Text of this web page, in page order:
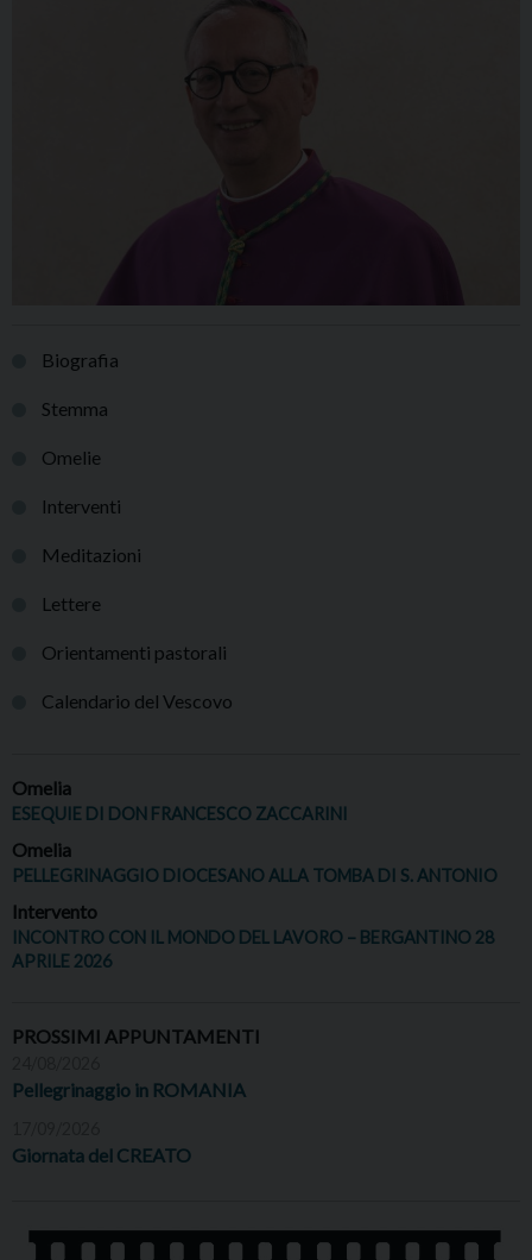
Biografia
Stemma
Omelie
Interventi
Meditazioni
Lettere
Orientamenti pastorali
Calendario del Vescovo
Omelia
ESEQUIE DI DON FRANCESCO ZACCARINI
Omelia
PELLEGRINAGGIO DIOCESANO ALLA TOMBA DI S. ANTONIO
Intervento
INCONTRO CON IL MONDO DEL LAVORO – BERGANTINO 28
APRILE 2026
PROSSIMI APPUNTAMENTI
Pellegrinaggio in ROMANIA
Giornata del CREATO